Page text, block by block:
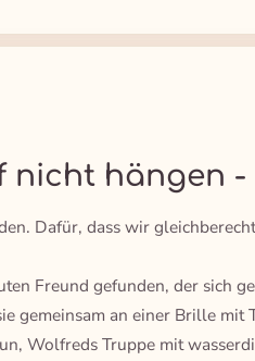
nicht hängen -
Dafür, dass wir
Freund gefunden, der sich
gemeinsam an einer Brille mit
Wolfreds Truppe mit